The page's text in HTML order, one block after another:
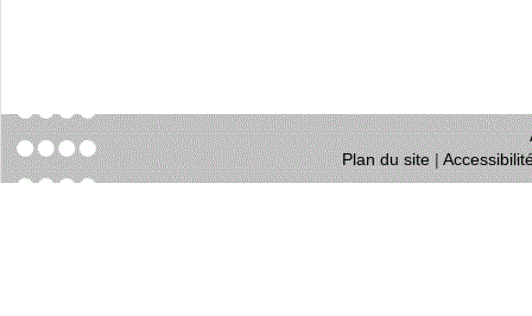
Plan du site|